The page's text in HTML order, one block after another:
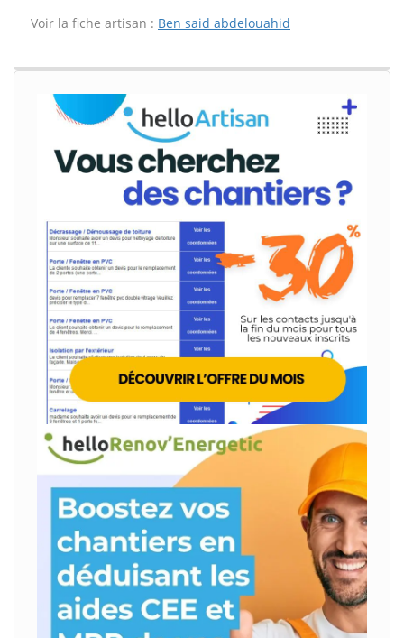
Voir la fiche artisan : Ben said abdelouahid